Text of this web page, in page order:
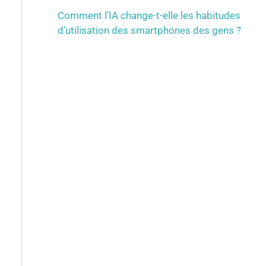
Comment l’IA change-t-elle les habitudes
d’utilisation des smartphones des gens ?